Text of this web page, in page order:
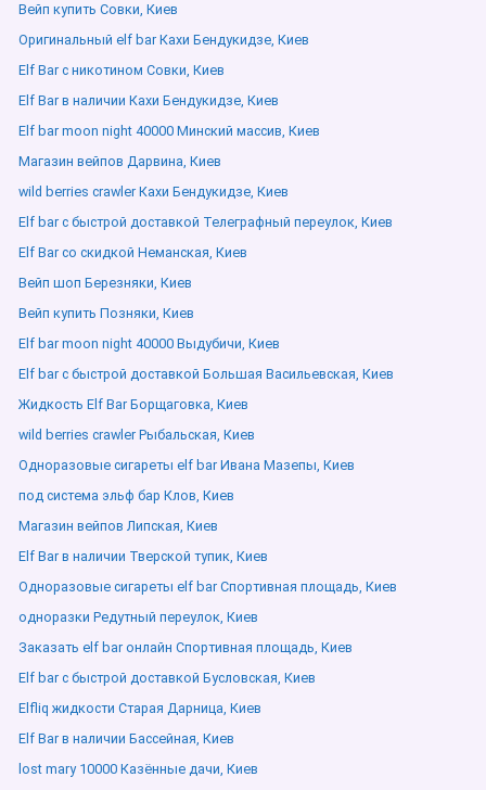
Вейп купить Совки, Киев
Оригинальный elf bar Кахи Бендукидзе, Киев
Elf Bar с никотином Совки, Киев
Elf Bar в наличии Кахи Бендукидзе, Киев
Elf bar moon night 40000 Минский массив, Киев
Магазин вейпов Дарвина, Киев
wild berries crawler Кахи Бендукидзе, Киев
Elf bar с быстрой доставкой Телеграфный переулок, Киев
Elf Bar со скидкой Неманская, Киев
Вейп шоп Березняки, Киев
Вейп купить Позняки, Киев
Elf bar moon night 40000 Выдубичи, Киев
Elf bar с быстрой доставкой Большая Васильевская, Киев
Жидкость Elf Bar Борщаговка, Киев
wild berries crawler Рыбальская, Киев
Одноразовые сигареты elf bar Ивана Мазепы, Киев
под система эльф бар Клов, Киев
Магазин вейпов Липская, Киев
Elf Bar в наличии Тверской тупик, Киев
Одноразовые сигареты elf bar Спортивная площадь, Киев
одноразки Редутный переулок, Киев
Заказать elf bar онлайн Спортивная площадь, Киев
Elf bar с быстрой доставкой Бусловская, Киев
Elfliq жидкости Старая Дарница, Киев
Elf Bar в наличии Бассейная, Киев
lost mary 10000 Казённые дачи, Киев